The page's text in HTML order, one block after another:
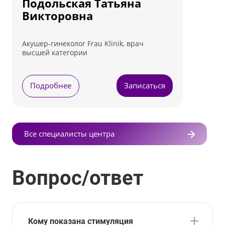
Подольская Татьяна
Викторовна
Акушер-гинеколог Frau Klinik, врач
высшей категории
Подробнее Записаться
Все специалисты центра
Вопрос/ответ
Кому показана стимуляция